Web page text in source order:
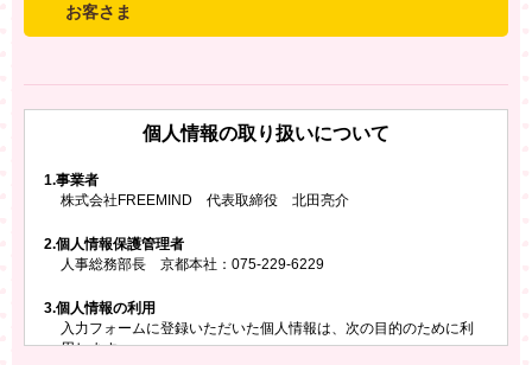
お客さま
いいたします。
※ご兄弟姉妹など複数でお申し込みの場合、お一人ず
所属施設名・会員番号またはクーポンコード
所属施設名
会員番号またはクーポンコード
個人情報の取り扱いについて
1.事業者
株式会社FREEMIND 代表取締役 北田亮介
2.個人情報保護管理者
人事総務部長 京都本社：075-229-6229
3.個人情報の利用
入力フォームに登録いただいた個人情報は、次の目的のために利
用します。